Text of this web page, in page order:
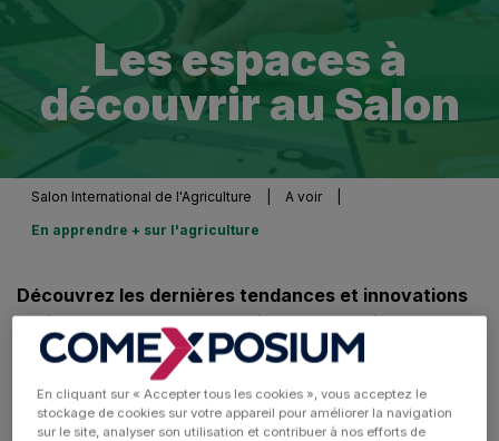
Découvrir le Salon
A voir
Exposants et outils de visite
Espace presse
Infos Pratiques
Les espaces à
découvrir au Salon
Salon International de l'Agriculture A voir
En apprendre + sur l'agriculture
Découvrez les dernières tendances et innovations
agricoles au Salon International de l'Agriculture,
une expérience enrichissante pour tous les curieux
et passionnés d'agriculture
En cliquant sur « Accepter tous les cookies », vous acceptez le
stockage de cookies sur votre appareil pour améliorer la navigation
sur le site, analyser son utilisation et contribuer à nos efforts de